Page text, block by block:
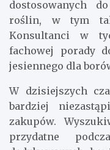
dostosowanych
roślin, w tym
Konsultanci w
fachowej porady
jesiennego dla
W dzisiejszych
bardziej
zakupów.
przydatne